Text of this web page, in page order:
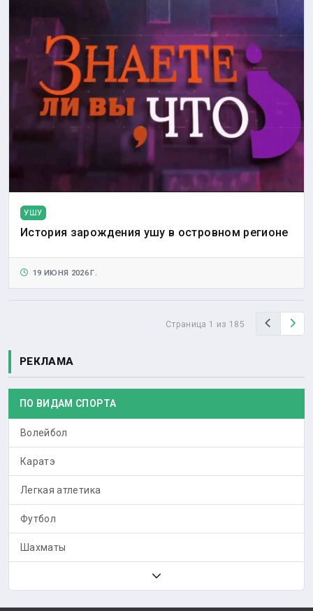
УШУ
История зарождения ушу в островном регионе
19 ИЮНЯ 2026 Г.
Страница 1 из 185 Назад
РЕКЛАМА
ПО ВИДАМ СПОРТА
Волейбол
Каратэ
Легкая атлетика
Футбол
Шахматы